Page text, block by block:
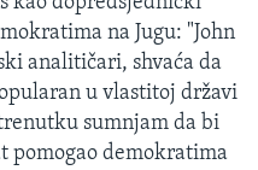
na Jugu: "John
analitičari, shvaća da
u vlastitoj državi
sumnjam da bi
pomogao demokratima